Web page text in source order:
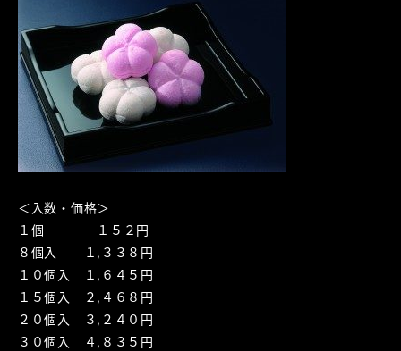
＜入数・価格＞
１個 １５２円
８個入 １,３３８円
１０個入 １,６４５円
１５個入 ２,４６８円
２０個入 ３,２４０円
３０個入 ４,８３５円